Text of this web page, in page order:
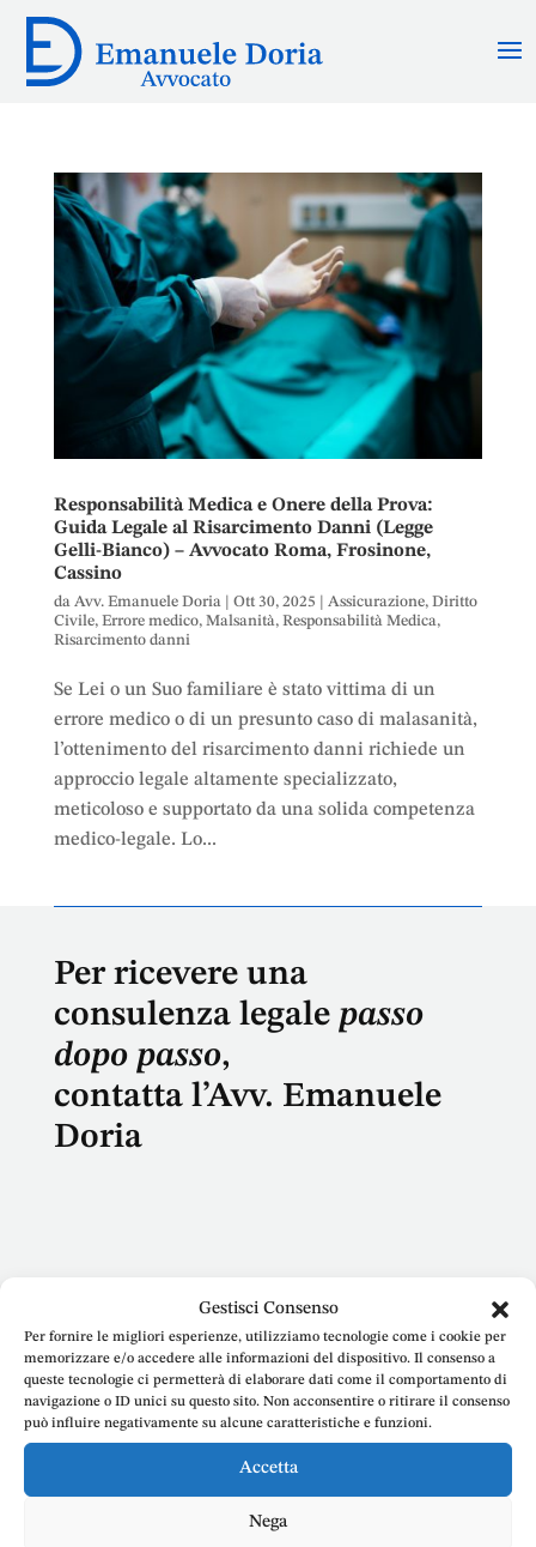
Gestisci Consenso
Per fornire le migliori esperienze, utilizziamo tecnologie come i cookie per
memorizzare e/o accedere alle informazioni del dispositivo. Il consenso a
queste tecnologie ci permetterà di elaborare dati come il comportamento di
navigazione o ID unici su questo sito. Non acconsentire o ritirare il consenso
può influire negativamente su alcune caratteristiche e funzioni.
Accetta
Nega
Responsabilità Medica e Onere della Prova:
Guida Legale al Risarcimento Danni (Legge
Gelli-Bianco) – Avvocato Roma, Frosinone,
Cassino
da Avv. Emanuele Doria| Ott 30, 2025 Assicurazione, Diritto
Civile, Errore medico, Malsanità, Responsabilità Medica,
Risarcimento danni
Se Lei o un Suo familiare è stato vittima di un
errore medico o di un presunto caso di malasanità,
l’ottenimento del risarcimento danni richiede un
approccio legale altamente specializzato,
meticoloso e supportato da una solida competenza
medico-legale. Lo...
Per ricevere una
consulenza legale passo
dopo passo,
contatta l’Avv. Emanuele
Doria
E-mail